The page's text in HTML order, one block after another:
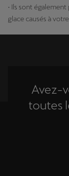
• Ils sont
glace causés à
Avez-
toutes